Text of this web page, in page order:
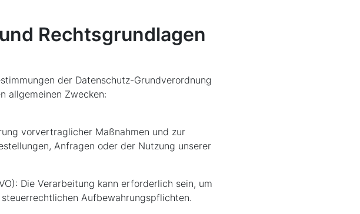
Rechtsgrundlagen
der Datenschutz-Grundverordnung
allgemeinen Zwecken:
vorvertraglicher Maßnahmen und zur
Anfragen oder der Nutzung unserer
Die Verarbeitung kann erforderlich sein, um
Aufbewahrungspflichten.